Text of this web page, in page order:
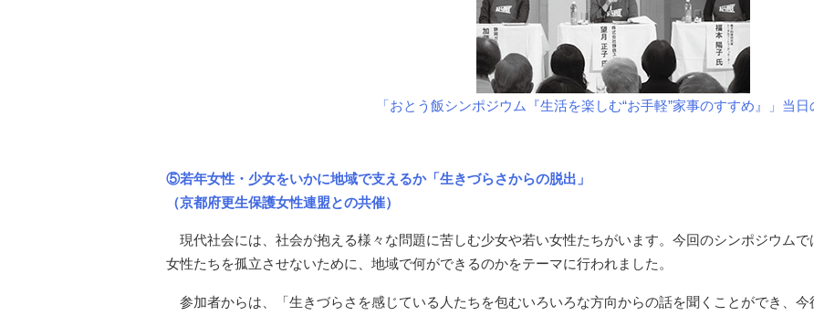
「おとう飯シンポジウム『生活を楽しむ“お手軽”家事のすすめ』」当日
⑤若年女性・少女をいかに地域で支えるか「生きづらさからの脱出」
（京都府更生保護女性連盟との共催）
現代社会には、社会が抱える様々な問題に苦しむ少女や若い女性たちがいます。今回のシンポジウム
女性たちを孤立させないために、地域で何ができるのかをテーマに行われました。
参加者からは、「生きづらさを感じている人たちを包むいろいろな方向からの話を聞くことができ、